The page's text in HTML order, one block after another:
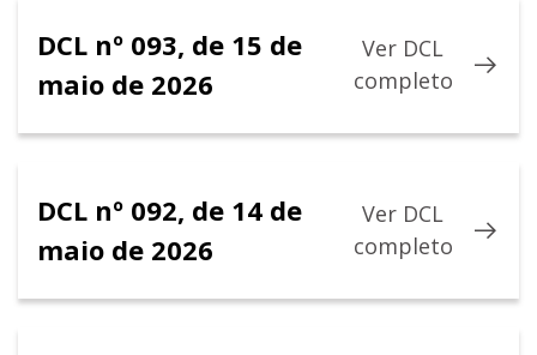
DCL nº 093, de 15 de
maio de 2026
Ver DCL
completo
DCL nº 092, de 14 de
maio de 2026
Ver DCL
completo